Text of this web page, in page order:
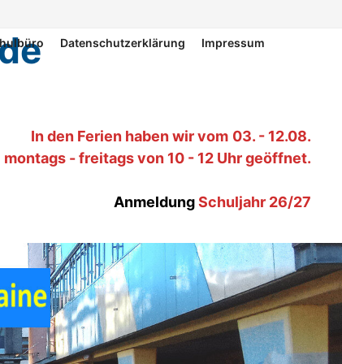
Datenschutzerklärung Impressum
In den Ferien haben wirvom 03. - 12.08.
montags - freitags von 10 - 12 Uhr geöffnet.
AnmeldungSchuljahr 26/27